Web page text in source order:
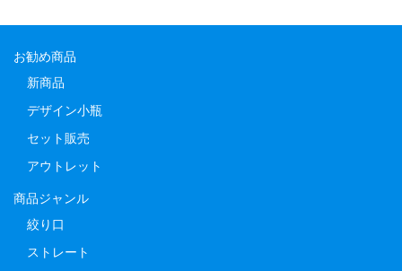
お勧め商品
新商品
デザイン小瓶
セット販売
アウトレット
商品ジャンル
絞り口
ストレート